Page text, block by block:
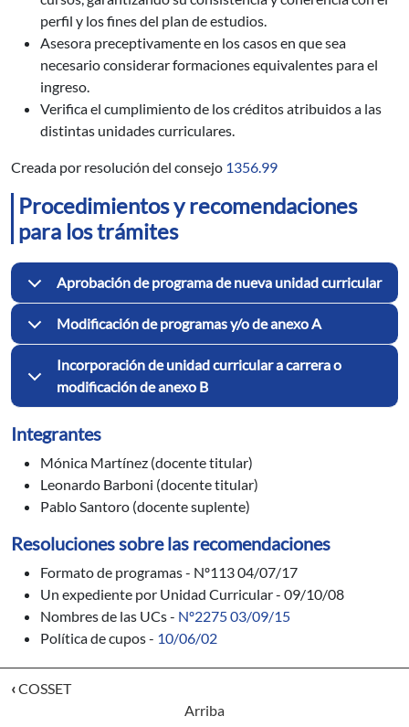
perfil y los fines del plan de estudios.
Asesora preceptivamente en los casos en que sea
necesario considerar formaciones equivalentes para el
ingreso.
Verifica el cumplimiento de los créditos atribuidos a las
distintas unidades curriculares.
Creada por resolución del consejo 1356.99
Procedimientos y recomendaciones
para los trámites
Aprobación de programa de nueva unidad curricular
Modificación de programas y/o de anexo A
Incorporación de unidad curricular a carrera o
modificación de anexo B
Integrantes
Mónica Martínez (docente titular)
Leonardo Barboni (docente titular)
Pablo Santoro (docente suplente)
Resoluciones sobre las recomendaciones
Formato de programas - Nº113 04/07/17
Un expediente por Unidad Curricular - 09/10/08
Nombres de las UCs - Nº2275 03/09/15
Política de cupos - 10/06/02
‹COSSET
Arriba